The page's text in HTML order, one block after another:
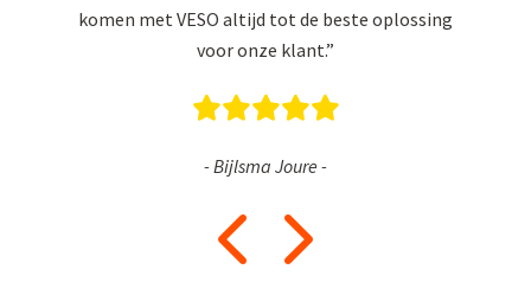
komen met VESO altijd tot de beste oplossing
voor onze klant.”
- Bijlsma Joure -